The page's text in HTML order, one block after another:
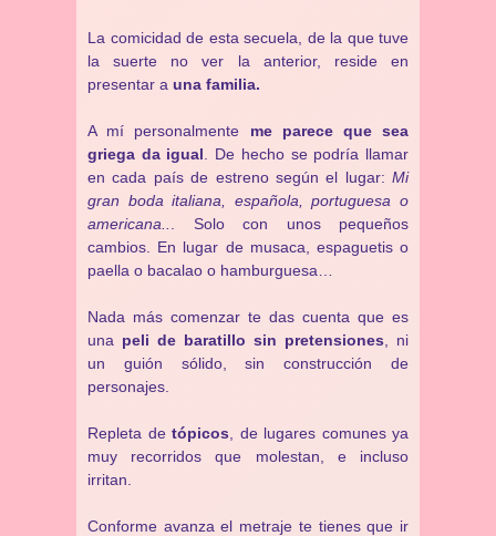
La comicidad de esta secuela, de la que tuve
la suerte no ver la anterior, reside en
presentar a una familia.
A mí personalmente me parece que sea
griega da igual . De hecho se podría llamar
en cada país de estreno según el lugar: Mi
gran boda italiana, española, portuguesa o
americana..
. Solo con unos pequeños
cambios. En lugar de musaca, espaguetis o
paella o bacalao o hamburguesa…
Nada más comenzar te das cuenta que es
una peli de baratillo sin pretensiones , ni
un guión sólido, sin construcción de
personajes.
Repleta de tópicos , de lugares comunes ya
muy recorridos que molestan, e incluso
irritan.
Conforme avanza el metraje te tienes que ir